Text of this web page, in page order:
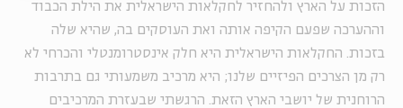
הזכות על הארץ ולהחזיר לחקלאות הישראלית את הילת הכבוד
וההערכה שפעם הקיפה אותה ואת העוסקים בה, שהיא שלה
בזכות. החקלאות הישראלית היא חלק אינסטרומנטלי והכרחי לא
רק מן הצרכים הפיזיים שלנו; היא מרכיב משמעותי גם בתרבות
הרוחנית של יושבי הארץ הזאת. הרגשתי שבעזרת המרכיבים